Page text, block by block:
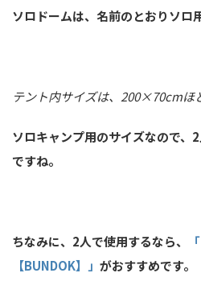
ソロドームは、名前のとおりソロ
テント内サイズは、200×70cmほ
ソロキャンプ用のサイズなので、
ですね。
ちなみに、2人で使用するなら、
【BUNDOK】」 がおすすめです。